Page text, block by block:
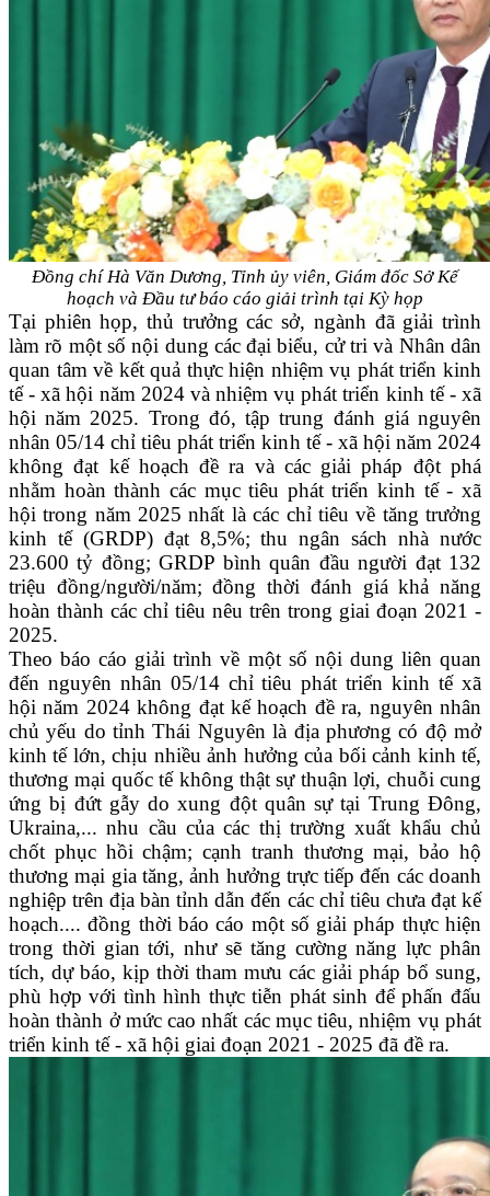
Đồng chí Hà Văn Dương, Tỉnh ủy viên, Giám đốc Sở Kế
hoạch và Đầu tư báo cáo giải trình tại Kỳ họp
Tại phiên họp, thủ trưởng các sở, ngành đã giải trình
làm rõ một số nội dung các đại biểu, cử tri và Nhân dân
quan tâm về kết quả thực hiện nhiệm vụ phát triển kinh
tế - xã hội năm 2024 và nhiệm vụ phát triển kinh tế - xã
hội năm 2025. Trong đó, tập trung đánh giá nguyên
nhân 05/14 chỉ tiêu phát triển kinh tế - xã hội năm 2024
không đạt kế hoạch đề ra và các giải pháp đột phá
nhằm hoàn thành các mục tiêu phát triển kinh tế - xã
hội trong năm 2025 nhất là các chỉ tiêu về tăng trưởng
kinh tế (GRDP) đạt 8,5%; thu ngân sách nhà nước
23.600 tỷ đồng; GRDP bình quân đầu người đạt 132
triệu đồng/người/năm; đồng thời đánh giá khả năng
hoàn thành các chỉ tiêu nêu trên trong giai đoạn 2021 -
2025.
Theo báo cáo giải trình về một số nội dung liên quan
đến nguyên nhân 05/14 chỉ tiêu phát triển kinh tế xã
hội năm 2024 không đạt kế hoạch đề ra, nguyên nhân
chủ yếu do tỉnh Thái Nguyên là địa phương có độ mở
kinh tế lớn, chịu nhiều ảnh hưởng của bối cảnh kinh tế,
thương mại quốc tế không thật sự thuận lợi, chuỗi cung
ứng bị đứt gẫy do xung đột quân sự tại Trung Đông,
Ukraina,... nhu cầu của các thị trường xuất khẩu chủ
chốt phục hồi chậm; cạnh tranh thương mại, bảo hộ
thương mại gia tăng, ảnh hưởng trực tiếp đến các doanh
nghiệp trên địa bàn tỉnh dẫn đến các chỉ tiêu chưa đạt kế
hoạch.... đồng thời báo cáo một số giải pháp thực hiện
trong thời gian tới, như sẽ tăng cường năng lực phân
tích, dự báo, kịp thời tham mưu các giải pháp bổ sung,
phù hợp với tình hình thực tiễn phát sinh để phấn đấu
hoàn thành ở mức cao nhất các mục tiêu, nhiệm vụ phát
triển kinh tế - xã hội giai đoạn 2021 - 2025 đã đề ra.